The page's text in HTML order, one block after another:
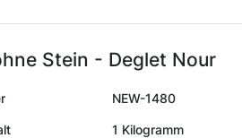
Stein - Deglet Nour
NEW-1480
1 Kilogramm